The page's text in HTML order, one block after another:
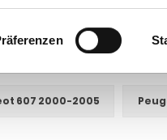
607 2000-2005